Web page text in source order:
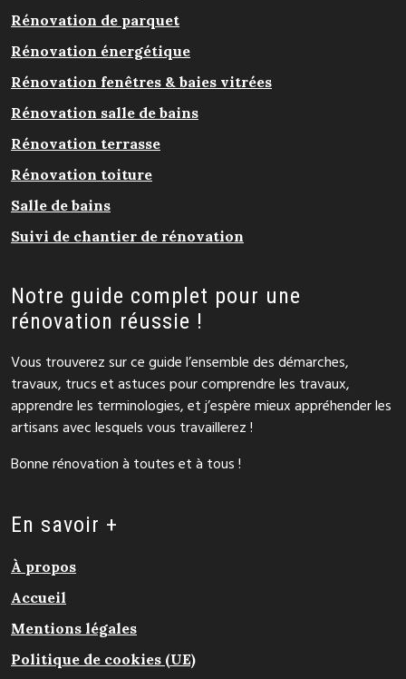
Rénovation de parquet
Rénovation énergétique
Rénovation fenêtres & baies vitrées
Rénovation salle de bains
Rénovation terrasse
Rénovation toiture
Salle de bains
Suivi de chantier de rénovation
Notre guide complet pour une
rénovation réussie !
Vous trouverez sur ce guide l’ensemble des démarches,
travaux, trucs et astuces pour comprendre les travaux,
apprendre les terminologies, et j’espère mieux appréhender les
artisans avec lesquels vous travaillerez !
Bonne rénovation à toutes et à tous !
En savoir +
À propos
Accueil
Mentions légales
Politique de cookies (UE)